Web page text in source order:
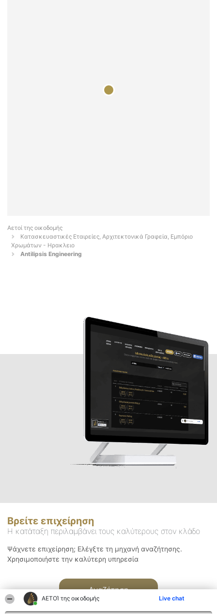
ΑΕΤΟΊ της οικοδομής Live chat
Αετοί της οικοδομής
Κατασκευαστικές Εταιρείες, Αρχιτεκτονικά Γραφεία, Εμπόριο
Χρωμάτων - Ηρακλειο
Antilipsis Engineering
Βρείτε επιχείρηση
Η κατάταξη περιλαμβάνει τους καλύτερους στον κλάδο
Ψάχνετε επιχείρηση; Ελέγξτε τη μηχανή αναζήτησης.
Χρησιμοποιήστε την καλύτερη υπηρεσία
Αναζήτηση